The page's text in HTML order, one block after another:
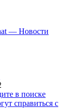
— Новости
в поиске
справиться с